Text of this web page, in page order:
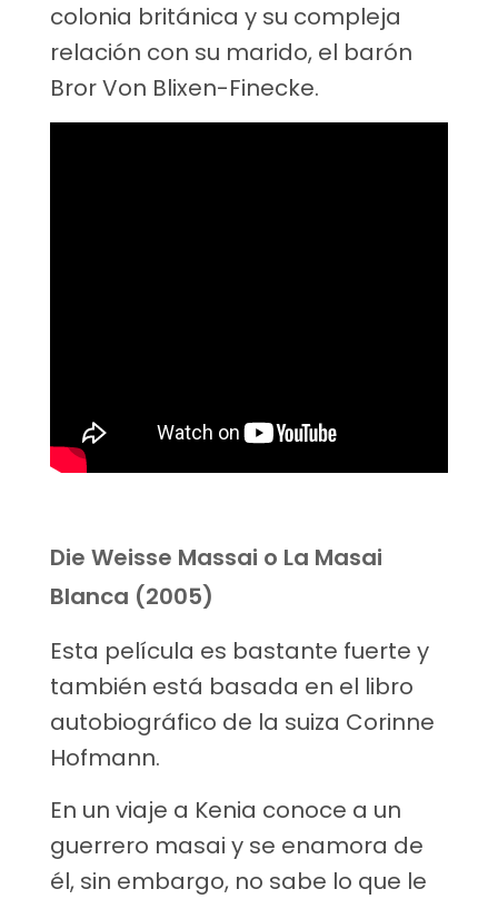
colonia británica y su compleja
relación con su marido, el barón
Bror Von Blixen-Finecke.
Die Weisse Massai o La Masai
Blanca (2005)
Esta película es bastante fuerte y
también está basada en el libro
autobiográfico de la suiza Corinne
Hofmann.
En un viaje a Kenia conoce a un
guerrero masai y se enamora de
él, sin embargo, no sabe lo que le